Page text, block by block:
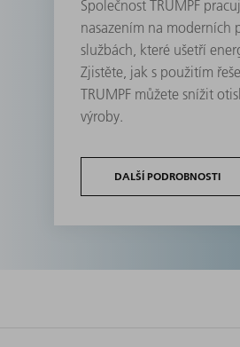
Společnost TRUMPF
nasazením na moderních
službách, které ušetří
Zjistěte, jak s použitím
TRUMPF můžete snížit
výroby.
DALŠÍ PODROBNOSTI